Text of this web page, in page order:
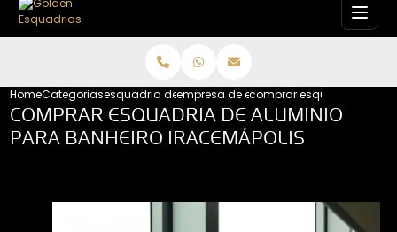
HomeCategoriasesquadria de aluminioempresa de esquadrias de aluminio
comprar esquadria de
COMPRAR ESQUADRIA DE ALUMINIO
PARA BANHEIRO IRACEMÁPOLIS